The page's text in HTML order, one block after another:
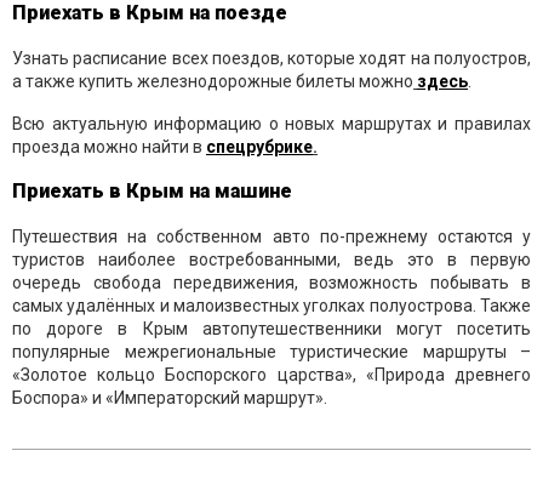
Приехать в Крым на поезде
Узнать расписание всех поездов, которые ходят на полуостров,
а также купить железнодорожные билеты можно здесь
Всю актуальную информацию о новых маршрутах и правилах
проезда можно найти в спецрубрике.
Приехать в Крым на машине
Путешествия на собственном авто по-прежнему остаются у
туристов наиболее востребованными, ведь это в первую
очередь свобода передвижения, возможность побывать в
самых удалённых и малоизвестных уголках полуострова. Также
по дороге в Крым автопутешественники могут посетить
популярные межрегиональные туристические маршруты –
«Золотое кольцо Боспорского царства», «Природа древнего
Боспора» и «Императорский маршрут».